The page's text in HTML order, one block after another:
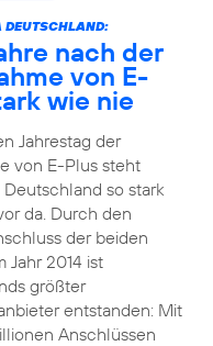
DEUTSCHLAND:
nach der
von E-
wie nie
Jahrestag der
von E-Plus steht
so stark
da. Durch den
der beiden
Jahr 2014 ist
größter
entstanden: Mit
Anschlüssen